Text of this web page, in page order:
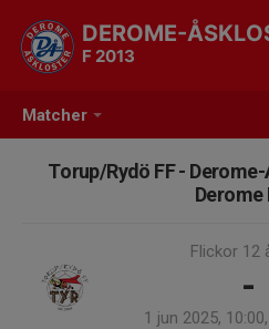
Matcher
DEROME-
F 2013
Torup/Rydö FF -
Derome
Flickor 12
-
1 jun 2025,